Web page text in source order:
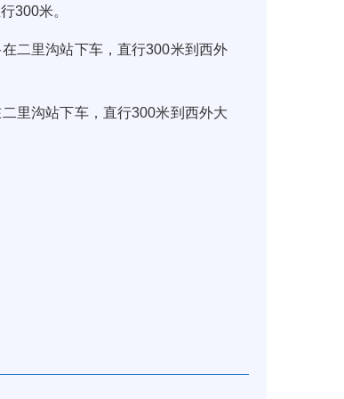
300米。
在二里沟站下车，直行300米到西外
二里沟站下车，直行300米到西外大